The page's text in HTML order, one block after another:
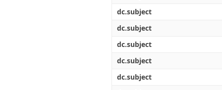
dc.subject
dc.subject
dc.subject
dc.subject
dc.subject